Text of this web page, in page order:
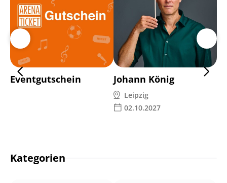
Eventgutschein Johann König
Leipzig
02.10.2027
Kategorien